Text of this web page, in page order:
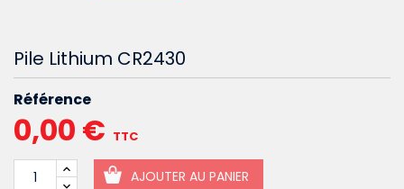
Pile Lithium CR2430
Référence
0,00 € TTC
AJOUTER AU PANIER